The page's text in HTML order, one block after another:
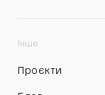
Інше
Проєкти